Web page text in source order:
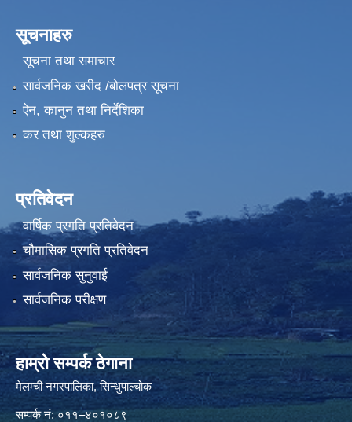
सूचनाहरु
सूचना तथा समाचार
सार्वजनिक खरीद /बोलपत्र सूचना
ऐन, कानुन तथा निर्देशिका
कर तथा शुल्कहरु
प्रतिवेदन
वार्षिक प्रगति प्रतिवेदन
चौमासिक प्रगति प्रतिवेदन
सार्वजनिक सुनुवाई
सार्वजनिक परीक्षण
हाम्रो सम्पर्क ठेगाना
मेलम्ची नगरपालिका‍, सिन्धुपाल्चोक
सम्पर्क न‌ं: ०११–४०१०८९